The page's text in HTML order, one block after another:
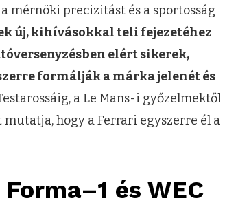
mérnöki precizitást és a sportosság
új, kihívásokkal teli fejezetéhez
elért sikerek,
formálják a márka jelenét és
a Le Mans-i győzelmektől
hogy a Ferrari egyszerre él a
és WEC